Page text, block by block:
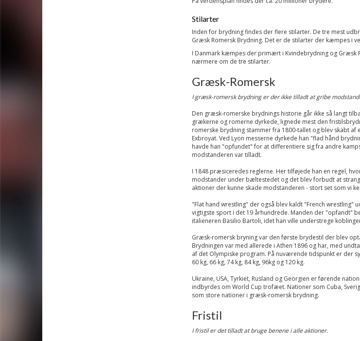
Stilarter
Inden for brydning findes der flere stilarter. De tre mest
Græsk Romersk Brydning. Det er de stilarter der kæmpes i
I Danmark kæmpes der primært i Kvindebrydning og Græsk
nærmere om de tre stilarter.
Græsk-Romersk
I græsk-romersk brydning er der ikke tilladt at gribe
Den græsk-romerske brydnings historie går ikke så langt
grækerne og romerne dyrkede, lignede mest den
romerske brydning stammer fra 1800-tallet og blev skabt
Exbroyat. Ved Lyon messerne dyrkede han "flad hånd
havde han "opfundet" for at differentiere sig fra andre
modstanderen var tilladt.
I 1848 præsiceredes reglerne. Her tilføjede han en regel,
modstander under bæltestedet og det blev forbudt at
aktioner der kunne skade modstanderen - stort set som vi
"Flat hand wrestling" der også blev kaldt "French wrestling"
vigtigste sport i det 19 århundrede. Manden der "opfandt"
italieneren Basilio Bartoli, idet han ville understrege
Græsk-romersk bryning var den første brydestil der blev
Brydningen var med allerede i Athen 1896 og har, med
af det Olympiske program. På nuværende tidspunkt er der
60 kg, 66 kg, 74 kg, 84 kg, 96kg og 120 kg.
Ukraine, USA, Tyrkiet, Rusland og Georgien er førende
indbyrdes om World Cup trofæet. Nationer som Cuba,
som store nationer i græsk-romersk brydning.
Fristil
I fristil er det tilladt at bruge benene i alle aktioner.